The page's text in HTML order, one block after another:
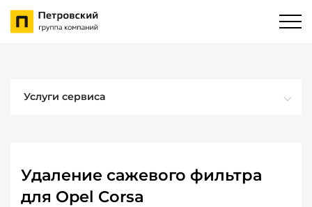
Услуги сервиса
Удаление сажевого фильтра
для Opel Corsa